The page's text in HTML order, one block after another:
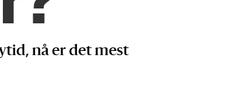
nå er det mest